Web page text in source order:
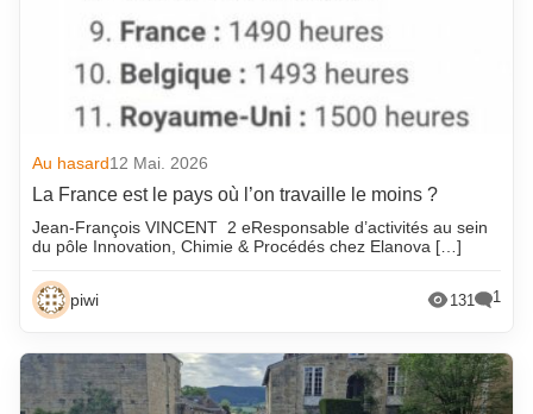
Au hasard12 Mai. 2026
La France est le pays où l’on travaille le moins ?
Jean-François VINCENT 2 eResponsable d’activités au sein
du pôle Innovation, Chimie & Procédés chez Elanova […]
piwi 131 1